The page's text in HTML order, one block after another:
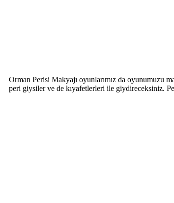
Orman Perisi Makyajı oyunlarımız da oyunumuzu
peri giysiler ve de kıyafetlerleri ile giydireceksiniz.